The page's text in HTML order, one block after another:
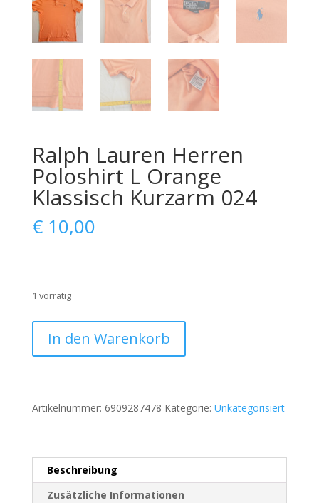
Ralph Lauren Herren
Poloshirt L Orange
Klassisch Kurzarm 024
€10,00
1 vorrätig
Lauren
Herren
L
Orange
024
Menge
In den Warenkorb
Artikelnummer: 6909287478 Kategorie: Unkategorisiert
Beschreibung
Zusätzliche Informationen